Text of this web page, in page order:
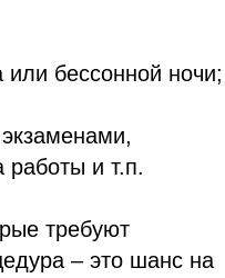
бессонной ночи;
работы и т.п.
требуют
– это шанс на